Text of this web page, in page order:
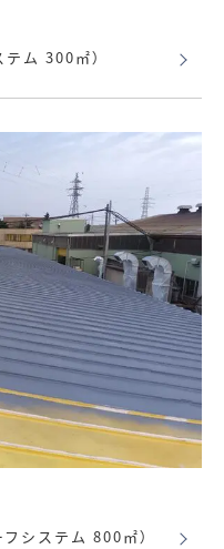
ム 300㎡）
システム 800㎡）